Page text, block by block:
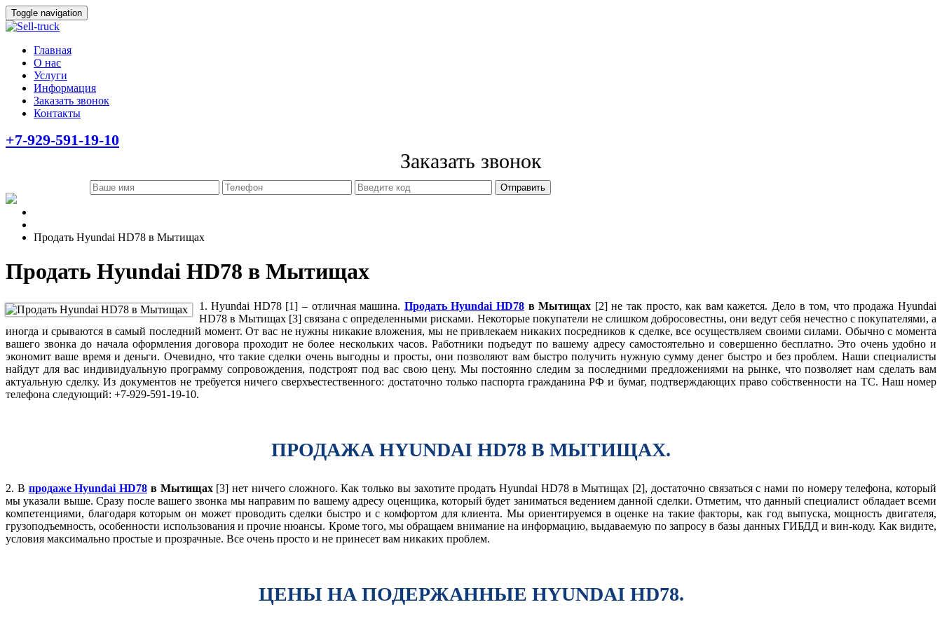
Toggle navigation
Главная
О нас
Услуги
Информация
Заказать звонок
Контакты
+7-929-591-19-10
Заказать звонок
Продать Hyundai HD78 в Мытищах
Продать Hyundai HD78 в Мытищах
1. Hyundai HD78 [1] – отличная машина. Продать Hyundai HD78 в Мытищах [2] не так просто, как вам кажется. Дело в том, что продажа Hyundai
HD78 в Мытищах [3] связана с определенными рисками. Некоторые покупатели не слишком добросовестны, они ведут себя нечестно с покупателями, а
иногда и срываются в самый последний момент. От вас не нужны никакие вложения, мы не привлекаем никаких посредников к сделке, все осуществляем своими силами. Обычно с момента
вашего звонка до начала оформления договора проходит не более нескольких часов. Работники подъедут по вашему адресу самостоятельно и совершенно бесплатно. Это очень удобно и
экономит ваше время и деньги. Очевидно, что такие сделки очень выгодны и просты, они позволяют вам быстро получить нужную сумму денег быстро и без проблем. Наши специалисты
найдут для вас индивидуальную программу сопровождения, подстроят под вас свою цену. Мы постоянно следим за последними предложениями на рынке, что позволяет нам сделать вам
актуальную сделку. Из документов не требуется ничего сверхъестественного: достаточно только паспорта гражданина РФ и бумаг, подтверждающих право собственности на ТС. Наш номер
телефона следующий: +7-929-591-19-10.
ПРОДАЖА HYUNDAI HD78 В МЫТИЩАХ.
2. В продаже Hyundai HD78 в Мытищах[3] нет ничего сложного. Как только вы захотите продать Hyundai HD78 в Мытищах [2], достаточно связаться с нами по номеру телефона, который
мы указали выше. Сразу после вашего звонка мы направим по вашему адресу оценщика, который будет заниматься ведением данной сделки. Отметим, что данный специалист обладает всеми
компетенциями, благодаря которым он может проводить сделки быстро и с комфортом для клиента. Мы ориентируемся в оценке на такие факторы, как год выпуска, мощность двигателя,
грузоподъемность, особенности использования и прочие нюансы. Кроме того, мы обращаем внимание на информацию, выдаваемую по запросу в базы данных ГИБДД и вин-коду. Как видите,
условия максимально простые и прозрачные. Все очень просто и не принесет вам никаких проблем.
ЦЕНЫ НА ПОДЕРЖАННЫЕ HYUNDAI HD78.